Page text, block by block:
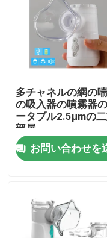
家
私達について
多チャネルの網の
の吸入器の噴霧器
ータブル2.5μmの
部屋
お問い合わせを